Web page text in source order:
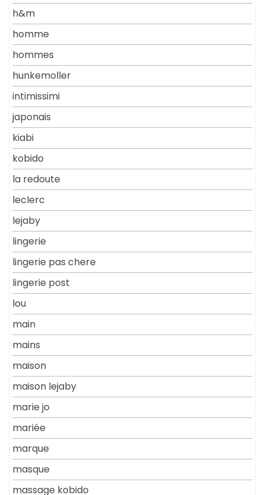
h&m
homme
hommes
hunkemoller
intimissimi
japonais
kiabi
kobido
la redoute
leclerc
lejaby
lingerie
lingerie pas chere
lingerie post
lou
main
mains
maison
maison lejaby
marie jo
mariée
marque
masque
massage kobido